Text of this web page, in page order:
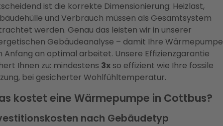
ist die korrekte Dimensionierung: Heizlast,
und Verbrauch müssen als Gesamtsystem
werden. Genau das leisten wir in unserer
Gebäudeanalyse – damit Ihre Wärmepumpe
Anfang an optimal arbeitet. Unsere Effizienzgarantie
Ihnen zu: mindestens 3xso effizient wie Ihre fossile
bei gesicherter Wohlfühltemperatur.
kostet eine Wärmepumpe in Cottbus?
nach Gebäudetyp